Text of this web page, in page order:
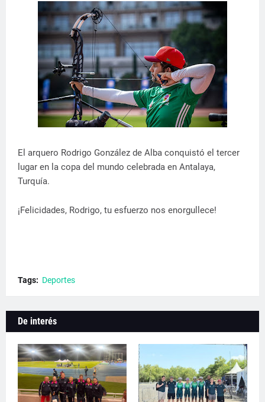
El arquero Rodrigo González de Alba conquistó el tercer
lugar en la copa del mundo celebrada en Antalaya,
Turquía.
¡Felicidades, Rodrigo, tu esfuerzo nos enorgullece!
Tags: Deportes
De interés